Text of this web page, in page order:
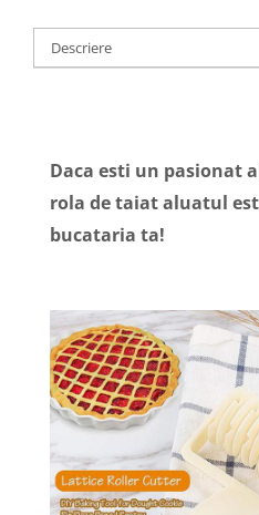
Descriere
Daca esti un pasionat
rola de taiat aluatul
bucataria ta!